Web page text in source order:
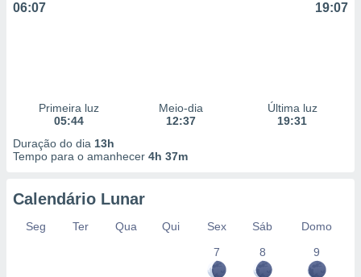
06:07 19:07
Primeira luz
05:44
Meio-dia
12:37
Última luz
19:31
Duração do dia 13h
Tempo para o amanhecer 4h 37m
Calendário Lunar
Seg Ter Qua Qui Sex Sáb
Domo
7
8 9